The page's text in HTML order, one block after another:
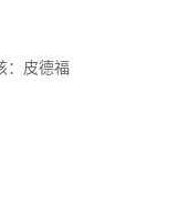
：皮德福